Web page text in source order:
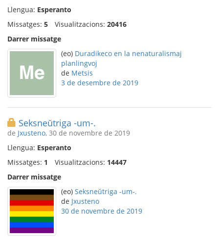
Llengua: Esperanto
Missatges: 5 Visualitzacions: 20416
Darrer missatge
(eo) Duradikeco en la nenaturalismaj
planlingvoj
de Metsis
3 de desembre de 2019
Seksneŭtriga -um-.
de Jxusteno, 30 de novembre de 2019
Llengua: Esperanto
Missatges: 1 Visualitzacions: 14447
Darrer missatge
(eo) Seksneŭtriga -um-.
de Jxusteno
30 de novembre de 2019